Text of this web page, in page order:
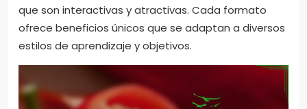
que son interactivas y atractivas. Cada formato
ofrece beneficios únicos que se adaptan a diversos
estilos de aprendizaje y objetivos.